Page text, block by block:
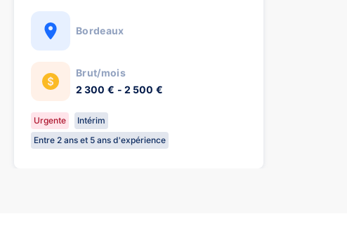
Bordeaux
Brut/mois
2 300 € - 2 500 €
Urgente
Intérim
Entre 2 ans et 5 ans d'expérience